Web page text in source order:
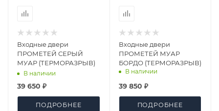
Входные двери
ПРОМЕТЕЙ СЕРЫЙ
МУАР (ТЕРМОРАЗРЫВ)
В наличии
39 650 ₽
ПОДРОБНЕЕ
Входные двери
ПРОМЕТЕЙ МУАР
БОРДО (ТЕРМОРАЗРЫВ)
В наличии
39 850 ₽
ПОДРОБНЕЕ